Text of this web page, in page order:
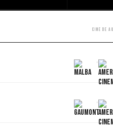
Cine de
×
×